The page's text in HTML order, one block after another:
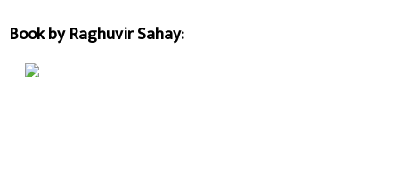
Book by Raghuvir Sahay: